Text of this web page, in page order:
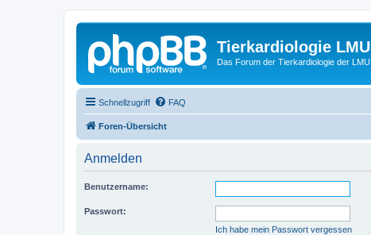
Tierkardiologie LMU
Das Forum der Tierkardiologie der LMU
Schnellzugriff FAQ
Foren-Übersicht
Anmelden
Benutzername:
Passwort:
Ich habe mein Passwort vergessen